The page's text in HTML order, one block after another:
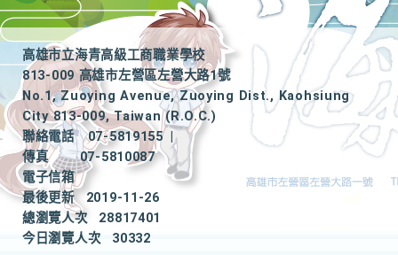
高雄市立海青高級工商職業學校
813-009 高雄市左營區左營大路1號
No.1, Zuoying Avenue, Zuoying Dist., Kaohsiung
City 813-009, Taiwan (R.O.C.)
聯絡電話
07-5819155
|
傳真
07-5810087
電子信箱
最後更新
2019-11-26
總瀏覽人次
28817401
今日瀏覽人次
30332